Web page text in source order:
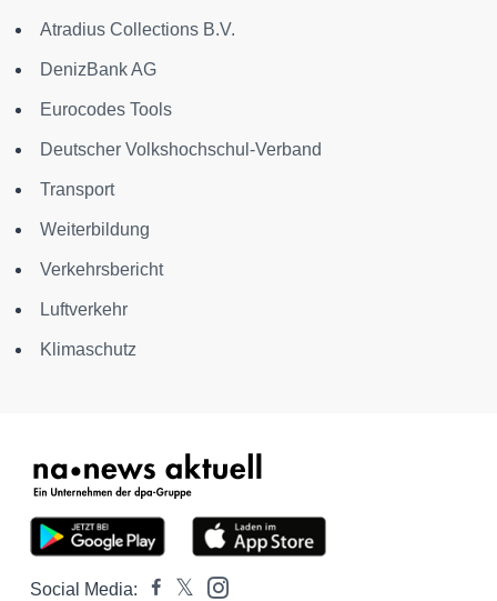
Atradius Collections B.V.
DenizBank AG
Eurocodes Tools
Deutscher Volkshochschul-Verband
Transport
Weiterbildung
Verkehrsbericht
Luftverkehr
Klimaschutz
Social Media: